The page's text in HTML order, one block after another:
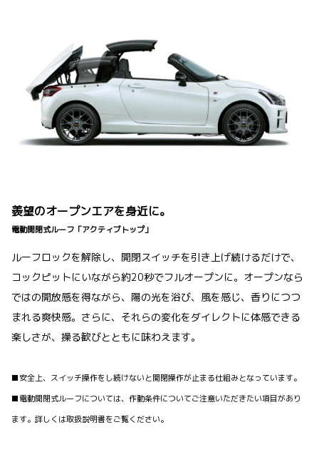
羨望のオープンエアを身近に。
電動開閉式ルーフ「アクティブトップ」
ルーフロックを解除し、開閉スイッチを引き上げ続けるだけで、
コックピットにいながら約20秒でフルオープンに。オープンなら
ではの開放感を得ながら、陽の光を浴び、風を感じ、香りにつつ
まれる爽快感。さらに、それらの変化をダイレクトに体感できる
楽しさが、操る歓びとともに味わえます。
■安全上、スイッチ操作をし続けないと開閉操作が止まる仕組みとなっています。
■電動開閉式ルーフについては、作動条件についてご注意いただきたい項目があり
ます。詳しくは取扱説明書をご覧ください。